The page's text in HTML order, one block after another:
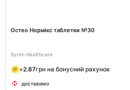
Остео Нормікс таблетки №30
Syren Healthcare
+2.87грн на бонусний рахунок
доставимо